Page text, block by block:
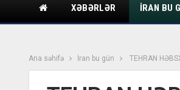
XƏBƏRLƏR İRAN BU
Ana səhifə İran bu gün TEHRAN